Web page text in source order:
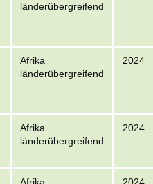
länderübergreifend
Afrika
länderübergreifend
2024
Afrika
länderübergreifend
2024